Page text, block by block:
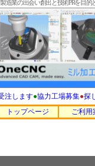
製造業の出会い創出と技術PRを
注します●協力工場募集●探
トップページ
ご利用